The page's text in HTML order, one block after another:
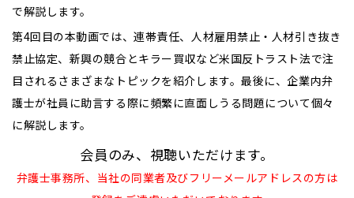
で解説します。
第4回目の本動画では、連帯責任、人材雇用禁止・人材引き抜き
禁止協定、新興の競合とキラー買収など米国反トラスト法で注
目されるさまざまなトピックを紹介します。最後に、企業内弁
護士が社員に助言する際に頻繁に直面しうる問題について個々
に解説します。
会員のみ、視聴いただけます。
弁護士事務所、当社の同業者及びフリーメールアドレスの方は